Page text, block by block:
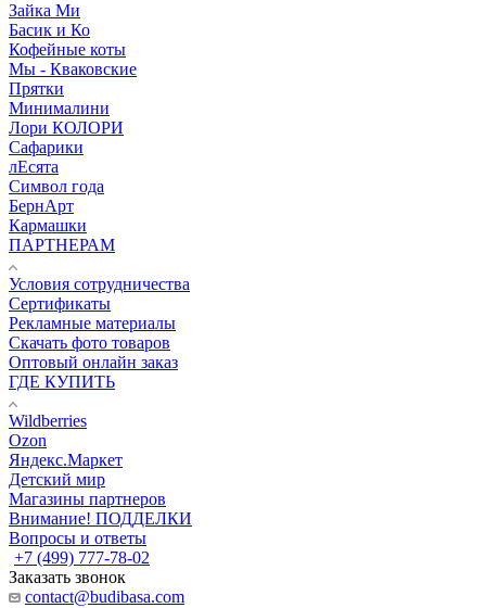
Зайка Ми
Басик и Ко
Кофейные коты
Мы - Кваковские
Прятки
Минималини
Лори КОЛОРИ
Сафарики
лЕсята
Символ года
БернАрт
Кармашки
ПАРТНЕРАМ
Условия сотрудничества
Сертификаты
Рекламные материалы
Скачать фото товаров
Оптовый онлайн заказ
ГДЕ КУПИТЬ
Wildberries
Ozon
Яндекс.Маркет
Детский мир
Магазины партнеров
Внимание! ПОДДЕЛКИ
Вопросы и ответы
+7 (499) 777-78-02
Заказать звонок
contact@budibasa.com